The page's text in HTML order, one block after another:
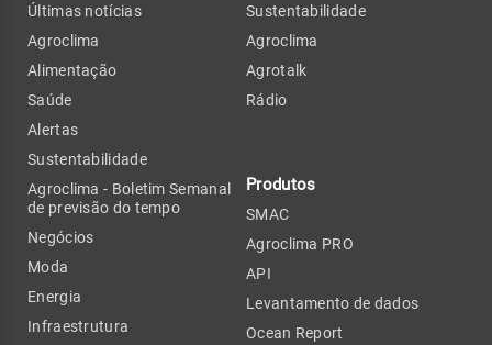
Últimas notícias
Agroclima
Alimentação
Saúde
Alertas
Sustentabilidade
Agroclima - Boletim Semanal
de previsão do tempo
Negócios
Moda
Energia
Infraestrutura
Sustentabilidade
Agroclima
Agrotalk
Rádio
Produtos
SMAC
Agroclima PRO
API
Levantamento de dados
Ocean Report